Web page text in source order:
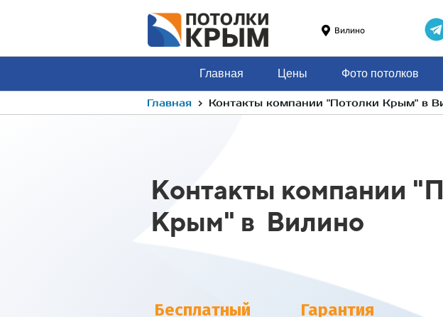
Вилино
Главная Цены Фото потолков
Главная › Контакты компании "Потолки Крым" в
Контакты компании
Крым" в Вилино
Бесплатный
Гарантия